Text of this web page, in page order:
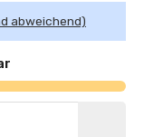
abweichend)